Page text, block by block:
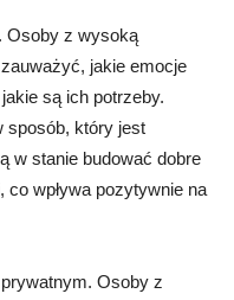
Osoby z wysoką
jakie emocje
są ich potrzeby.
sposób, który jest
w stanie budować dobre
wpływa pozytywnie na
Osoby z